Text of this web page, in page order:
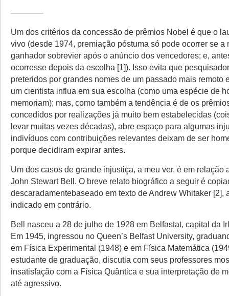
————
Um dos critérios da concessão de prêmios Nobel é que o
vivo (desde 1974, premiação póstuma só pode ocorrer se a
ganhador sobrevier após o anúncio dos vencedores; e,
ocorresse depois da escolha [1]). Isso evita que
preteridos por grandes nomes de um passado mais remoto
um cientista influa em sua escolha (como uma espécie de
memoriam); mas, como também a tendência é de os
concedidos por realizações já muito bem estabelecidas
levar muitas vezes décadas), abre espaço para algumas
indivíduos com contribuições relevantes deixam de ser
porque decidiram expirar antes.
Um dos casos de grande injustiça, a meu ver, é em relação
John Stewart Bell. O breve relato biográfico a seguir é
descaradamentebaseado em texto de Andrew Whitaker [2],
indicado em contrário.
Bell nasceu a 28 de julho de 1928 em Belfastat, capital da
Em 1945, ingressou no Queen’s Belfast University,
em Física Experimental (1948) e em Física Matemática
estudante de graduação, discutia com seus professores
insatisfação com a Física Quântica e sua interpretação de
até agressivo.